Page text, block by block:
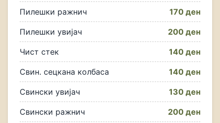
Пилешки ражнич 170 ден
Пилешки увијач 200 ден
Чист стек 140 ден
Свин. сецкана колбаса 140 ден
Свински увијач 130 ден
Свински ражнич 200 ден